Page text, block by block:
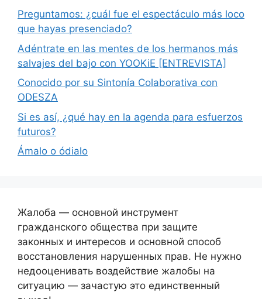
Preguntamos: ¿cuál fue el espectáculo más loco
que hayas presenciado?
Adéntrate en las mentes de los hermanos más
salvajes del bajo con YOOKiE [ENTREVISTA]
Conocido por su Sintonía Colaborativa con
ODESZA
Si es así, ¿qué hay en la agenda para esfuerzos
futuros?
Ámalo o ódialo
Жалоба — основной инструмент
гражданского общества при защите
законных и интересов и основной способ
восстановления нарушенных прав. Не нужно
недооценивать воздействие жалобы на
ситуацию — зачастую это единственный